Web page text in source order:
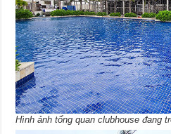
Hình ảnh tổng quan clubhouse đang